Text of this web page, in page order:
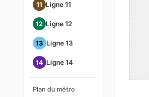
11 Ligne 11
12 Ligne 12
13 Ligne 13
14 Ligne 14
Plan du métro